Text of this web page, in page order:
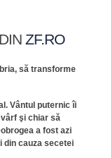
ZF.RO
să transforme
Vântul puternic îi
şi chiar să
a fost azi
din cauza secetei